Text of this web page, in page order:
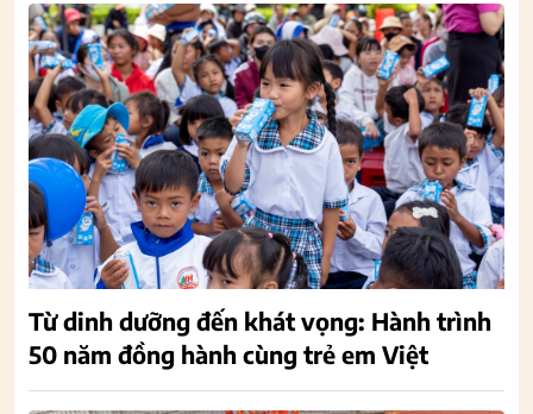
Từ dinh dưỡng đến khát vọng: Hành trình
50 năm đồng hành cùng trẻ em Việt